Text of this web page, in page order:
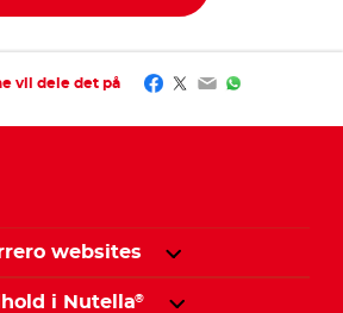
vil dele det på Facebook
Twitter
EmailWhatsApp
websites
i Nutella®